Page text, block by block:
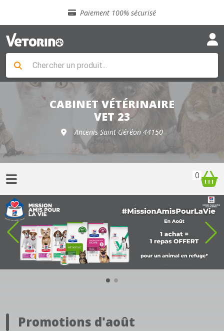
Paiement 100% sécurisé
Livraison gratuite en clinique vétérinaire
Sélection de croquettes vétérinaire
Livraison gratuite en clinique vétérinaire
Retour gratuit en clinique
Sélection de croquettes vétérinaire
CABINET VÉTÉRINAIRE
VET 23
Ancenis-Saint-Géréon 44150
0
Promotions d'août